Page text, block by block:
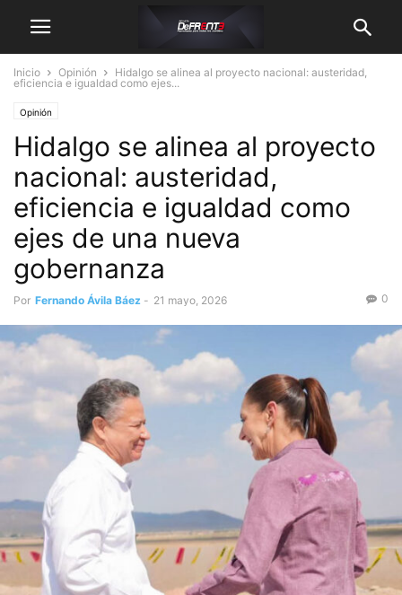
Inicio Opinión
Hidalgo se alinea al proyecto nacional: austeridad,
eficiencia e igualdad como ejes...
Opinión
Hidalgo se alinea al proyecto
nacional: austeridad,
eficiencia e igualdad como
ejes de una nueva
gobernanza
Por Fernando Ávila Báez - 21 mayo, 2026 0